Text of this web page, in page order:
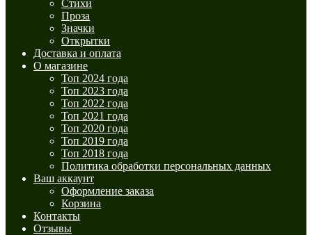
Стихи
Проза
Значки
Открытки
Доставка и оплата
О магазине
Топ 2024 года
Топ 2023 года
Топ 2022 года
Топ 2021 года
Топ 2020 года
Топ 2019 года
Топ 2018 года
Политика обработки персональных данных
Ваш аккаунт
Оформление заказа
Корзина
Контакты
Отзывы